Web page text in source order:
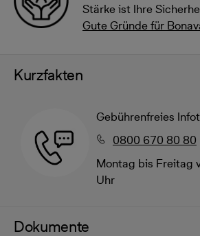
Stärke ist Ihre
Gute Gründe für
Kurzfakten
Gebührenfreies
0800 670 80 80
Montag bis Freitag
Uhr
Dokumente